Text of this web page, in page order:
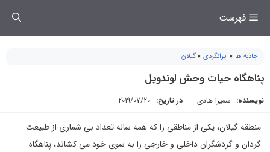
فهرست
جاذبه ها » ایرانگردی »گیلان
پناهگاه حیات وحش لوندویل
نویسنده: سمیرا هادی در تاریخ: 2019/07/20
منطقه گیلان، یکی از مناطقی را که همه ساله تعداد بی شماری از طبیعت
گردان و گردشگران داخلی و خارجی را به سوی خود می کشاند، پناهگاه